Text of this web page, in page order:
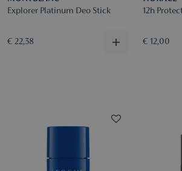
Explorer Platinum Deo Stick
€ 22,38
12h
€ 12,00